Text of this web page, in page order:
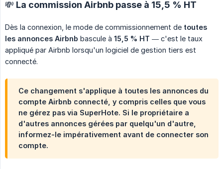
💸 La commission Airbnb passe à 15,5 % HT
Dès la connexion, le mode de commissionnement de toutes
les annonces Airbnb bascule à 15,5 % HT — c'est le taux
appliqué par Airbnb lorsqu'un logiciel de gestion tiers est
connecté.
Ce changement s'applique à toutes les annonces du
compte Airbnb connecté , y compris celles que vous
ne gérez pas via SuperHote. Si le propriétaire a
d'autres annonces gérées par quelqu'un d'autre,
informez-le impérativement avant de connecter son
compte.